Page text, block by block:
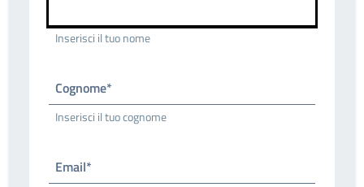
Inserisci il tuo nome
Cognome*
Inserisci il tuo cognome
Email*